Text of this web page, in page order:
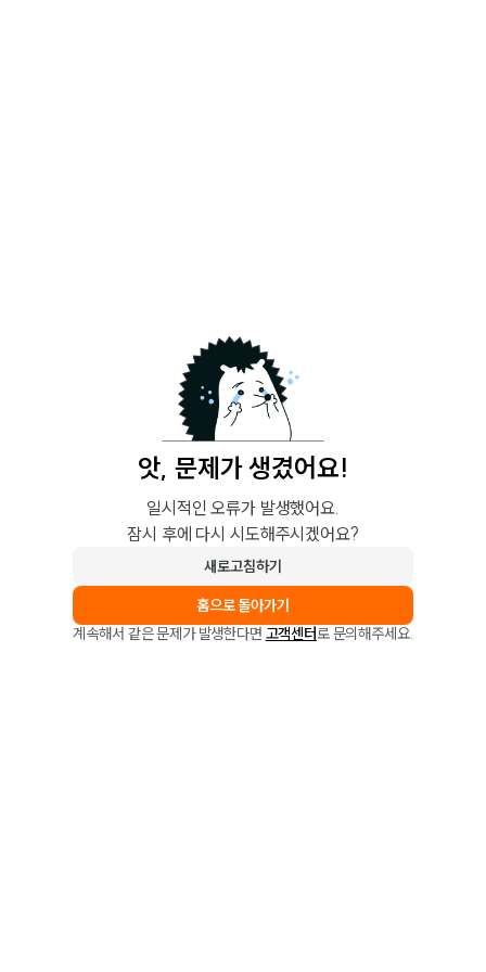
앗, 문제가 생겼어요!
일시적인 오류가 발생했어요.
잠시 후에 다시 시도해주시겠어요?
새로고침하기
홈으로 돌아가기
계속해서 같은 문제가 발생한다면 고객센터로 문의해주세요.